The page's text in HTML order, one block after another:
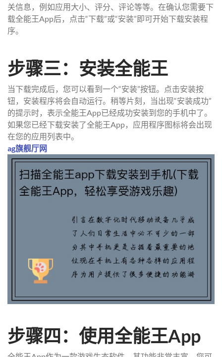
关信息，例如应用大小、评分、评论等等。在确认您需要下
载全能王App后，点击“下载”或“安装”即可开始下载安装程
序。
步骤三：安装全能王
当下载完成后，您可以看到一个“安装”按钮。点击安装按
钮，安装程序将会自动运行。稍等片刻，当出现“安装成功”
的提示时，表示全能王App已经成功安装到您的手机中了。
如果您已经下载安装了全能王App，应用程序图标将会出现
在您的应用列表中。
ag旗舰厅网
步骤四：使用全能王App